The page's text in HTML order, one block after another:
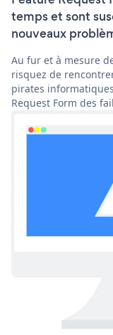
temps et sont
nouveaux
Au fur et à mesure
risquez de
pirates
Request Form des